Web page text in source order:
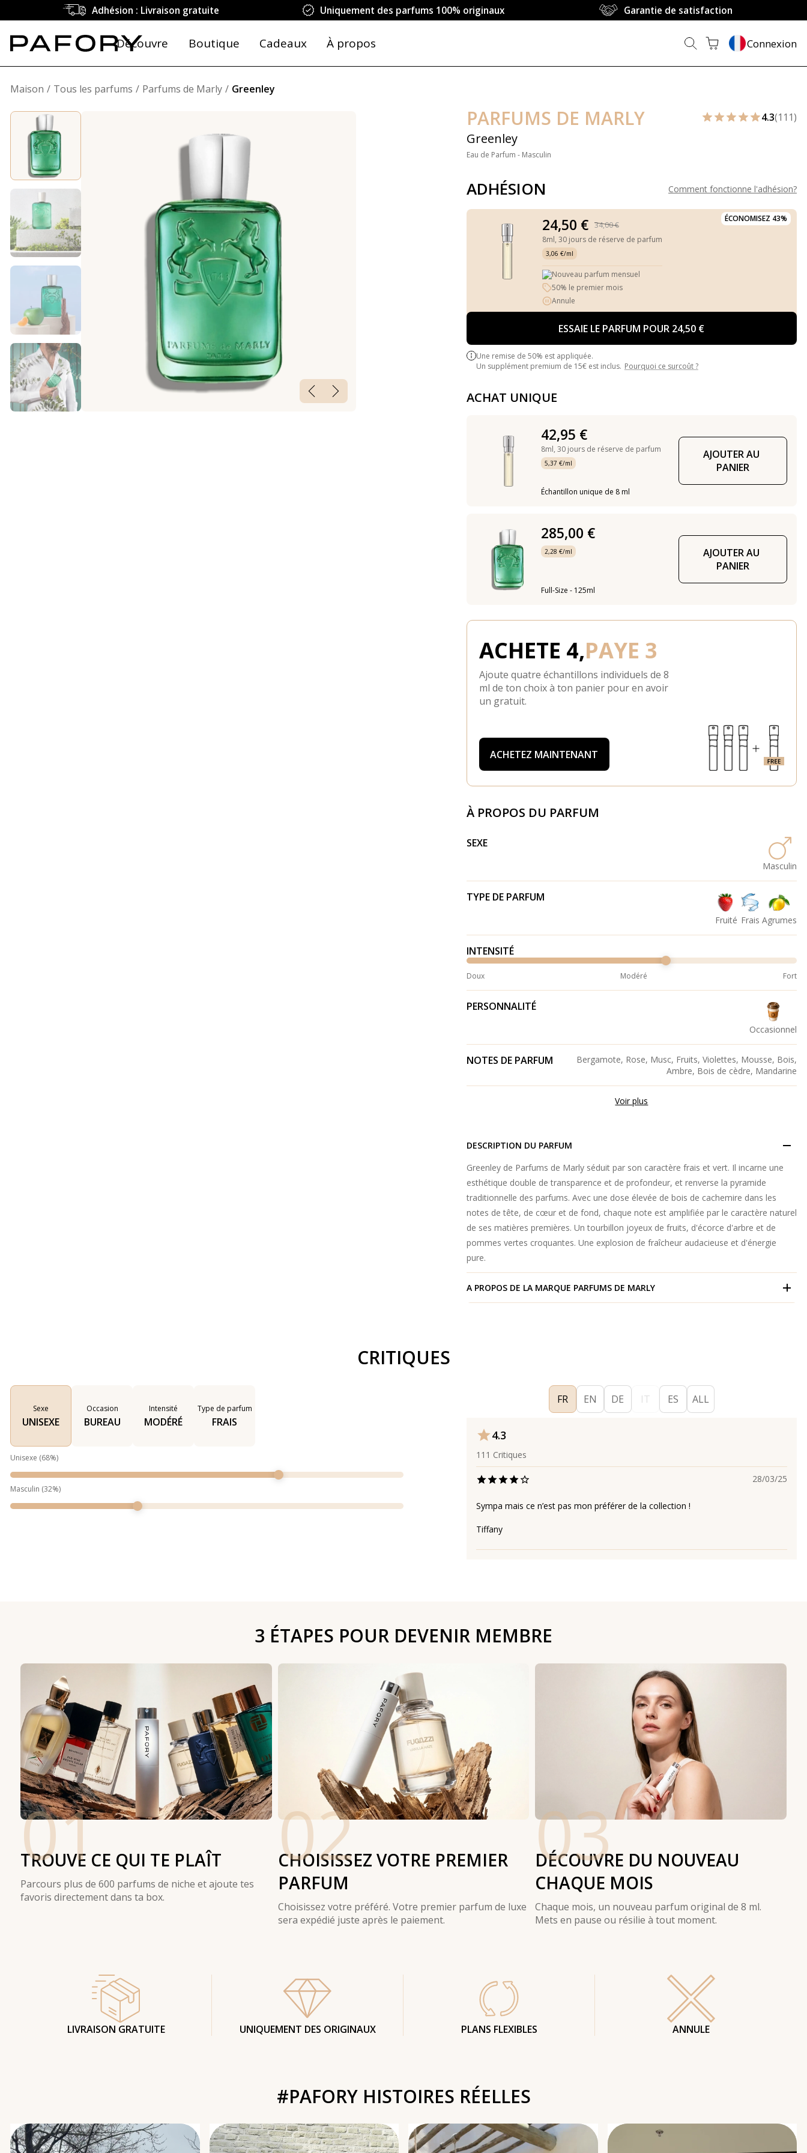
Adhésion : Livraison gratuite Uniquement des parfums 100% originaux Garantie de satisfaction
Découvre Boutique Cadeaux À propos Connexion
Maison Tous les parfums Parfums de Marly Greenley
PARFUMS DE MARLY
Greenley
Eau de Parfum - Masculin
4.3(111)
ADHÉSION Comment fonctionne l'adhésion?
ÉCONOMISEZ 43%
24,50 €
34,00 €
8ml, 30 jours de réserve de parfum
3,06 €/ml
Nouveau parfum mensuel
50% le premier mois
Annule
ESSAIE LE PARFUM POUR 24,50 €
Une remise de 50% est appliquée.
Un supplément premium de 15€ est inclus. Pourquoi ce surcoût ?
ACHAT UNIQUE
42,95 €
8ml, 30 jours de réserve de parfum
5,37 €/ml
Échantillon unique de 8 ml
AJOUTER AU
PANIER
285,00 €
2,28 €/ml
Full-Size - 125ml
AJOUTER AU
PANIER
ACHETE 4,PAYE 3
Ajoute quatre échantillons individuels de 8
ml de ton choix à ton panier pour en avoir
un gratuit.
ACHETEZ MAINTENANT
À PROPOS DU PARFUM
SEXE
Masculin
TYPE DE PARFUM
Fruité Frais Agrumes
INTENSITÉ
Doux Modéré Fort
PERSONNALITÉ
Occasionnel
NOTES DE PARFUM
Bergamote, Rose, Musc, Fruits, Violettes, Mousse, Bois,
Ambre, Bois de cèdre, Mandarine
Voir plus
DESCRIPTION DU PARFUM
Greenley de Parfums de Marly séduit par son caractère frais et vert. Il incarne une
esthétique double de transparence et de profondeur, et renverse la pyramide
traditionnelle des parfums. Avec une dose élevée de bois de cachemire dans les
notes de tête, de cœur et de fond, chaque note est amplifiée par le caractère naturel
de ses matières premières. Un tourbillon joyeux de fruits, d'écorce d'arbre et de
pommes vertes croquantes. Une explosion de fraîcheur audacieuse et d'énergie
pure.
A PROPOS DE LA MARQUE PARFUMS DE MARLY
CRITIQUES
Sexe
UNISEXE
Occasion
BUREAU
Intensité
MODÉRÉ
Type de parfum
FRAIS
Unisexe (68%)
Masculin (32%)
FR EN DE IT ES ALL
4.3
111 Critiques
28/03/25
Sympa mais ce n’est pas mon préférer de la collection !
Tiffany
3 ÉTAPES POUR DEVENIR MEMBRE
01
TROUVE CE QUI TE PLAÎT
Parcours plus de 600 parfums de niche et ajoute tes
favoris directement dans ta box.
02
CHOISISSEZ VOTRE PREMIER
PARFUM
Choisissez votre préféré. Votre premier parfum de luxe
sera expédié juste après le paiement.
03
DÉCOUVRE DU NOUVEAU
CHAQUE MOIS
Chaque mois, un nouveau parfum original de 8 ml.
Mets en pause ou résilie à tout moment.
LIVRAISON GRATUITE UNIQUEMENT DES ORIGINAUX PLANS FLEXIBLES ANNULE
#PAFORY HISTOIRES RÉELLES